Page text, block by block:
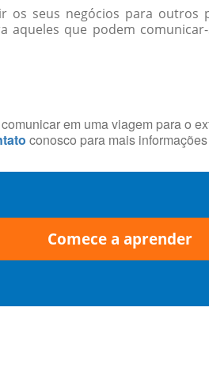
os seus negócios para outros
aqueles que podem
em uma viagem para o
conosco para mais
Comece a aprender